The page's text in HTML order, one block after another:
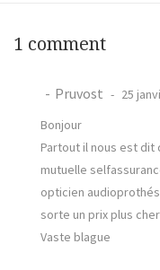
1 comment
Pruvost 25
Bonjour
Partout il nous est dit
mutuelle
opticien
sorte un prix plus
Vaste blague